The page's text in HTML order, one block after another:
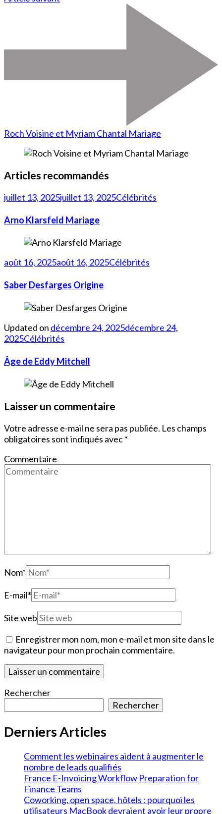
Roch Voisine et Myriam Chantal Mariage
Articles recommandés
juillet 13, 2025juillet 13, 2025Célébrités
Arno Klarsfeld Mariage
août 16, 2025août 16, 2025Célébrités
Saber Desfarges Origine
Updated on décembre 24, 2025décembre 24,
2025Célébrités
Âge de Eddy Mitchell
Laisser un commentaire
Votre adresse e-mail ne sera pas publiée. Les champs
obligatoires sont indiqués avec*
Commentaire
Nom*
E-mail*
Site web
Enregistrer mon nom, mon e-mail et mon site dans le
navigateur pour mon prochain commentaire.
Rechercher
Rechercher
Derniers Articles
Comment les webinaires aident à augmenter le
nombre de leads qualifiés
France E-Invoicing Workflow Preparation for
Finance Teams
Coworking, open space, hôtels : pourquoi les
utilisateurs MacBook devraient avoir leur propre